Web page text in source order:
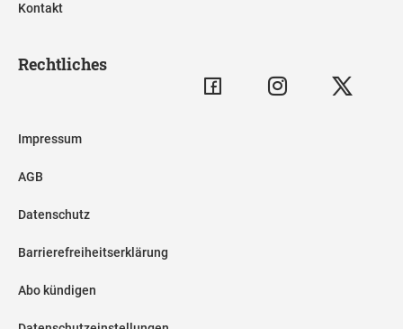
Kontakt
Rechtliches
Impressum
AGB
Datenschutz
Barrierefreiheitserklärung
Abo kündigen